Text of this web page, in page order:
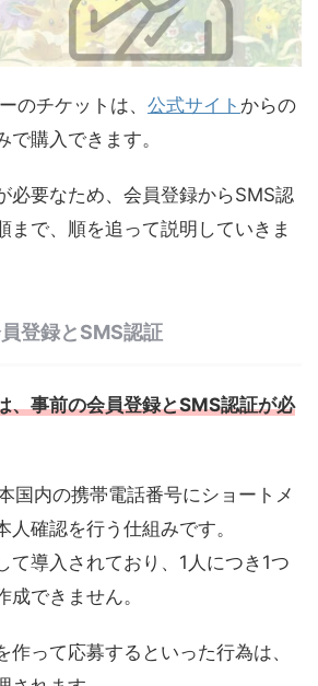
のチケットは、 公式サイト からの
購入できます。
必要なため、会員登録からSMS認
まで、順を追って説明していきま
登録とSMS認証
、事前の会員登録とSMS認証が必
国内の携帯電話番号にショートメ
人確認を行う仕組みです。
て導入されており、1人につき1つ
できません。
作って応募するといった行為は、